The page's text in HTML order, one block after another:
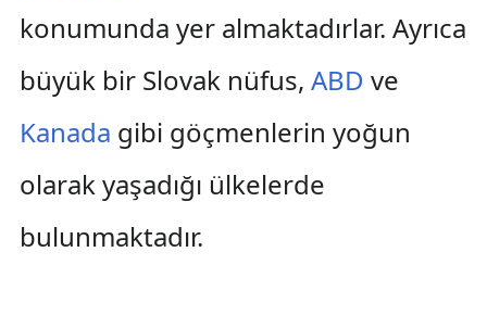
konumunda yer almaktadırlar. Ayrıca
büyük bir Slovak nüfus, ABD ve
Kanada gibi göçmenlerin yoğun
olarak yaşadığı ülkelerde
bulunmaktadır.